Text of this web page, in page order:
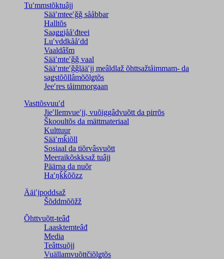
Tuʹmmstõktuâjj
Sääʹmteeʹǧǧ sååbbar
Halltõs
Saaǥǥjååʹđteei
Luʹvddkååʹdd
Vaaldâšm
Sääʹmteʹǧǧ vaal
Sääʹmteʹǧǧlääʹjj meâldlaž õhttsažtåimmam- da
saǥstõõllâmõõlǥtõs
Jeeʹres tåimmorgaan
Vasttõsvuuʹd
Jieʹllemvueʹjj, vuõiggâdvuõtt da pirrõs
Škooultõs da mättmateriaal
Kulttuur
Sääʹmǩiõll
Sosiaal da tiõrvâsvuõtt
Meeraikõskksaž tuâjj
Päärna da nuõr
Haʹŋǩǩõõzz
Ääiʹjpoddsaž
Šõddmõõžž
Õhttvuõtt-teâđ
Laasktemteâđ
Media
Teâttsuõjj
Vuällamvuõttčiõlǥtõs